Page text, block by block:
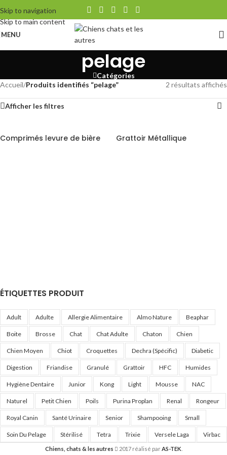
Skip to navigation
Skip to main content
MENU
pelage
Catégories
Accueil/Produits identifiés “pelage” 2 résultats affichés
Afficher les filtres
Comprimés levure de bière Grattoir Métallique
ÉTIQUETTES PRODUIT
Adult Adulte Allergie Alimentaire Almo Nature Beaphar
Boite Brosse Chat Chat Adulte Chaton Chien
Chien Moyen Chiot Croquettes Dechra (Spécific) Diabetic
Digestion Friandise Granulé Grattoir HFC Humides
Hygiène Dentaire Junior Kong Light Mousse NAC
Naturel Petit Chien Poils Purina Proplan Renal Rongeur
Royal Canin Santé Urinaire Senior Shampooing Small
Soin Du Pelage Stérilisé Tetra Trixie Versele Laga Virbac
Chiens, chats & les autres 2017 réalisé parAS-TEK